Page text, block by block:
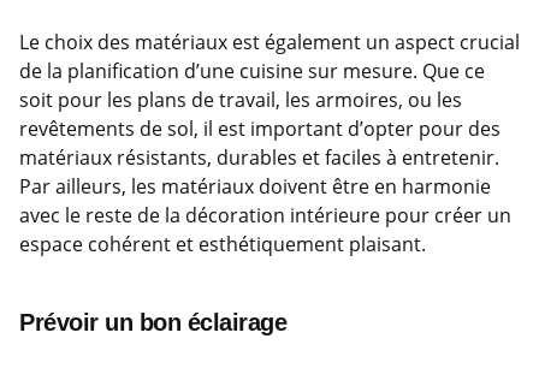
Le choix des matériaux est également un aspect crucial
de la planification d’une cuisine sur mesure. Que ce
soit pour les plans de travail, les armoires, ou les
revêtements de sol, il est important d’opter pour des
matériaux résistants, durables et faciles à entretenir.
Par ailleurs, les matériaux doivent être en harmonie
avec le reste de la décoration intérieure pour créer un
espace cohérent et esthétiquement plaisant.
Prévoir un bon éclairage